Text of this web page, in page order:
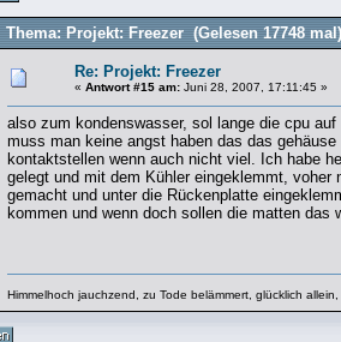
Thema: Projekt: Freezer (Gelesen 17748 mal)
Re: Projekt: Freezer
« Antwort #15 am: Juni 28, 2007, 17:11:45 »
also zum kondenswasser, sol lange die cpu
muss man keine angst haben das das
kontaktstellen wenn auch nicht viel. Ich habe
gelegt und mit dem Kühler eingeklemmt,
gemacht und unter die Rückenplatte
kommen und wenn doch sollen die matten das
Himmelhoch jauchzend, zu Tode belämmert, glücklich